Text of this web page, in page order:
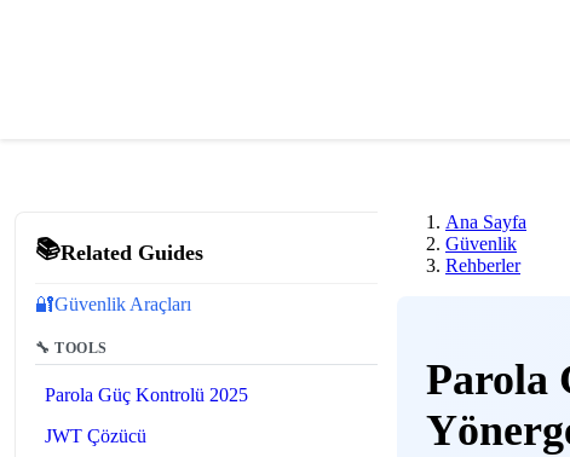
📚Related Guides
🔐Güvenlik Araçları
🔧 TOOLS
Parola Güç Kontrolü 2025
JWT Çözücü
Ana Sayfa
Güvenlik
Rehberler
Parola